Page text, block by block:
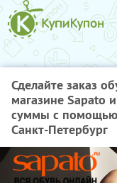
Сделайте заказ
магазине Sapato и
суммы с помощью
Санкт-Петербург